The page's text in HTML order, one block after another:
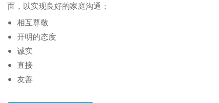
面，以实现良好的家庭沟通：
相互尊敬
开明的态度
诚实
直接
友善